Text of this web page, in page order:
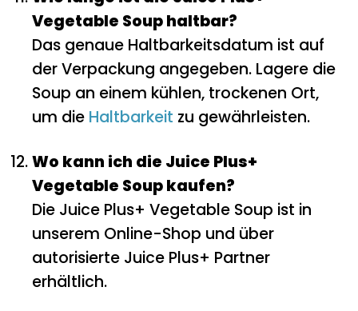
Vegetable Soup haltbar?
Das genaue Haltbarkeitsdatum ist auf
der Verpackung angegeben. Lagere die
Soup an einem kühlen, trockenen Ort,
um die Haltbarkeit zu gewährleisten.
Wo kann ich die Juice Plus+
Vegetable Soup kaufen?
Die Juice Plus+ Vegetable Soup ist in
unserem Online-Shop und über
autorisierte Juice Plus+ Partner
erhältlich.